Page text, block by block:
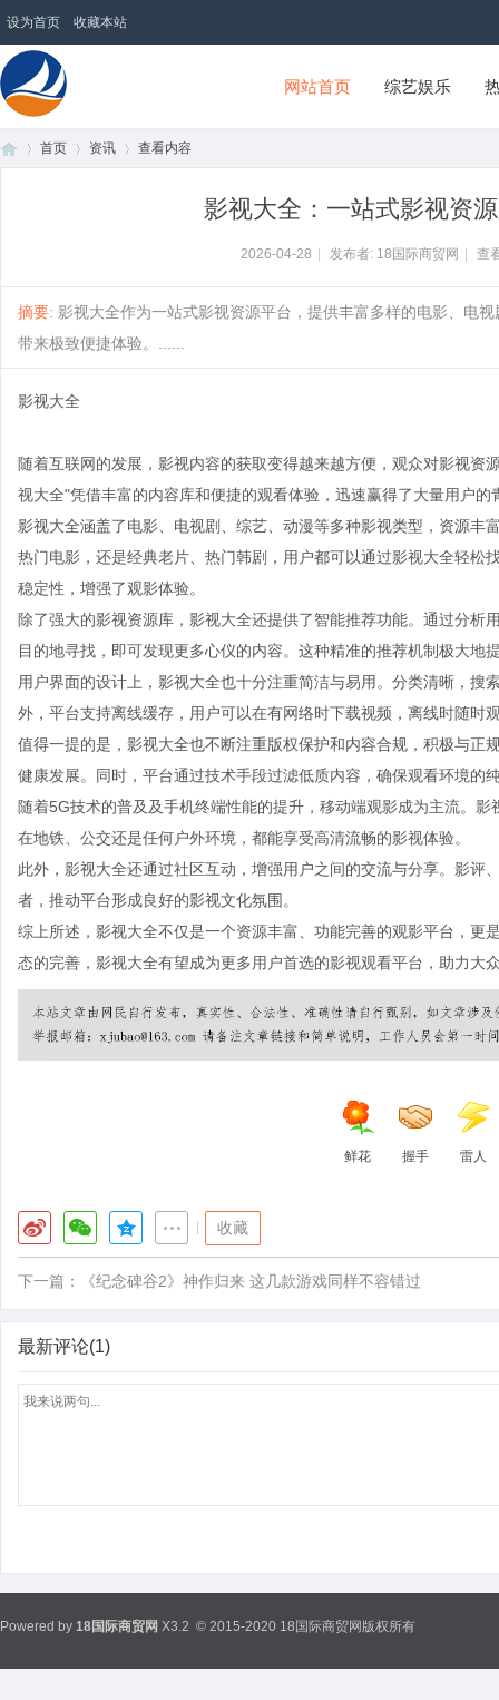
设为首页 收藏本站
18国际商贸网
网站首页 综艺娱乐
首页 资讯 查看内容
影视大全：一站式影视资
2026-04-28 发布者: 18国际商贸网 查
摘要: 影视大全作为一站式影视资源平台，提供丰富多样的电影、电
带来极致便捷体验。......
影视大全
随着互联网的发展，影视内容的获取变得越来越方便，观众对影视
视大全"凭借丰富的内容库和便捷的观看体验，迅速赢得了大量用户的
影视大全涵盖了电影、电视剧、综艺、动漫等多种影视类型，资源丰
热门电影，还是经典老片、热门韩剧，用户都可以通过影视大全轻松
稳定性，增强了观影体验。
除了强大的影视资源库，影视大全还提供了智能推荐功能。通过分
目的地寻找，即可发现更多心仪的内容。这种精准的推荐机制极大地
用户界面的设计上，影视大全也十分注重简洁与易用。分类清晰，
外，平台支持离线缓存，用户可以在有网络时下载视频，离线时随时
值得一提的是，影视大全也不断注重版权保护和内容合规，积极与正
健康发展。同时，平台通过技术手段过滤低质内容，确保观看环境的
随着5G技术的普及及手机终端性能的提升，移动端观影成为主流。
在地铁、公交还是任何户外环境，都能享受高清流畅的影视体验。
此外，影视大全还通过社区互动，增强用户之间的交流与分享。影
者，推动平台形成良好的影视文化氛围。
综上所述，影视大全不仅是一个资源丰富、功能完善的观影平台，更
态的完善，影视大全有望成为更多用户首选的影视观看平台，助力大
鲜花 握手 雷人
收藏
下一篇： 《纪念碑谷2》神作归来 这几款游戏同样不容错过
最新评论(1)
Powered by 18国际商贸网 X3.2 © 2015-2020 18国际商贸网版权所有